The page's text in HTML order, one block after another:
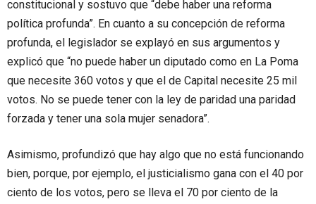
constitucional y sostuvo que “debe haber una reforma
política profunda”. En cuanto a su concepción de reforma
profunda, el legislador se explayó en sus argumentos y
explicó que “no puede haber un diputado como en La Poma
que necesite 360 votos y que el de Capital necesite 25 mil
votos. No se puede tener con la ley de paridad una paridad
forzada y tener una sola mujer senadora”.
Asimismo, profundizó que hay algo que no está funcionando
bien, porque, por ejemplo, el justicialismo gana con el 40 por
ciento de los votos, pero se lleva el 70 por ciento de la